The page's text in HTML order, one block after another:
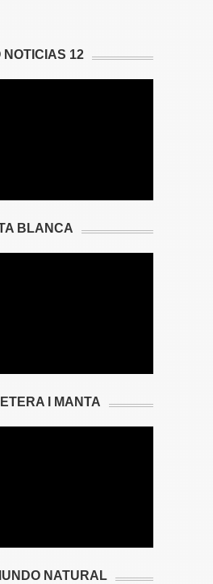
NOTICIAS 12
BLANCA
I MANTA
NATURAL